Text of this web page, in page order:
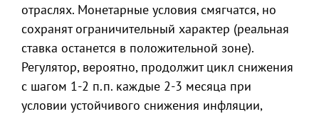
отраслях. Монетарные условия смягчатся, но
сохранят ограничительный характер (реальная
ставка останется в положительной зоне).
Регулятор, вероятно, продолжит цикл снижения
с шагом 1-2 п.п. каждые 2-3 месяца при
условии устойчивого снижения инфляции,